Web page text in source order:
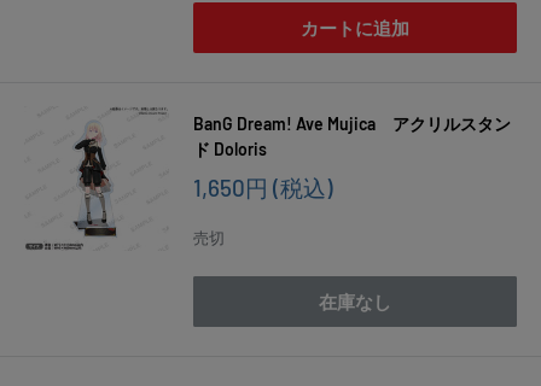
カートに追加
BanG Dream! Ave Mujica アクリルスタン
ド Doloris
販
価
格
1,650円 (税込)
売切
在庫なし